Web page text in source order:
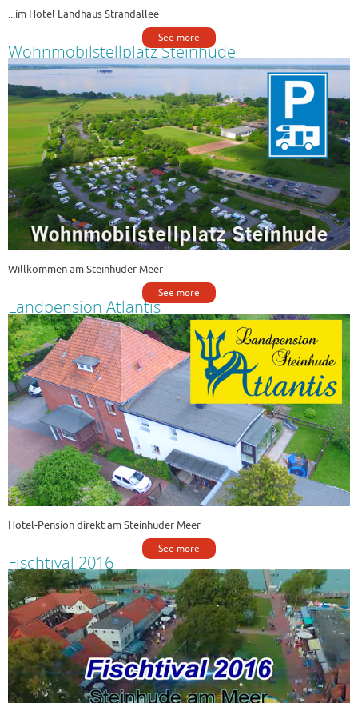
...im Hotel Landhaus Strandallee
See more
Wohnmobilstellplatz Steinhude
Willkommen am Steinhuder Meer
See more
Landpension Atlantis
Hotel-Pension direkt am Steinhuder Meer
See more
Fischtival 2016